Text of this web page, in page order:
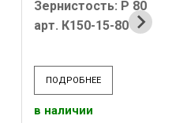
Зернистость: Р 80
арт. К150-15-80
ПОДРОБНЕЕ
в наличии